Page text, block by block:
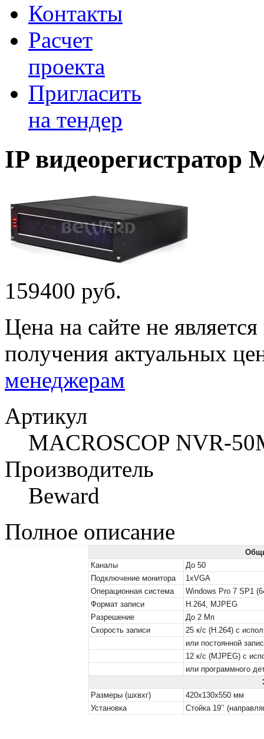
Контакты
Расчет
проекта
Пригласить
на тендер
IP видеорегистратор
159400 руб.
Цена на сайте не
получения актуальных
менеджерам
Артикул
MACROSCOP NVR-
Производитель
Beward
Полное описание
Каналы
До 50
Подключение монитора
1хVGA
Операционная система
Windows Pro 7 SP1
Формат записи
H.264, MJPEG
Разрешение
До 2 Мп
Скорость записи
25 к/с (H.264) с
или постоянной
12 к/с (MJPEG) с
или программного
Размеры (шхвхг)
420х130х550 мм
Установка
Стойка 19’’